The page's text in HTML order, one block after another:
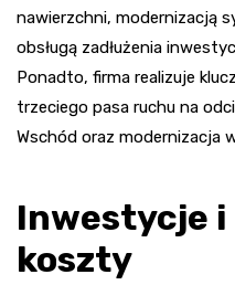
nawierzchni, modernizacją
obsługą zadłużenia
Ponadto, firma realizuje
trzeciego pasa ruchu na
Wschód oraz modernizacja
Inwestycje i
koszty